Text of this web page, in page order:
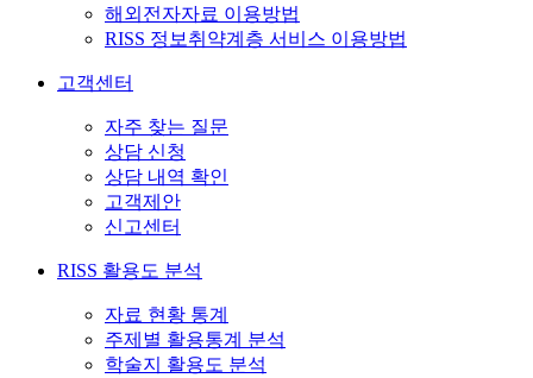
해외전자자료 이용방법
RISS 정보취약계층 서비스 이용방법
고객센터
자주 찾는 질문
상담 신청
상담 내역 확인
고객제안
신고센터
RISS 활용도 분석
자료 현황 통계
주제별 활용통계 분석
학술지 활용도 분석